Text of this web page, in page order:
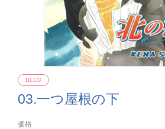
03.一つ屋根の下
BLCD
価格